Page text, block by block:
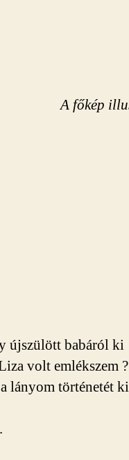
A főkép
újszülött babáról ki
volt emlékszem ?
lányom történetét